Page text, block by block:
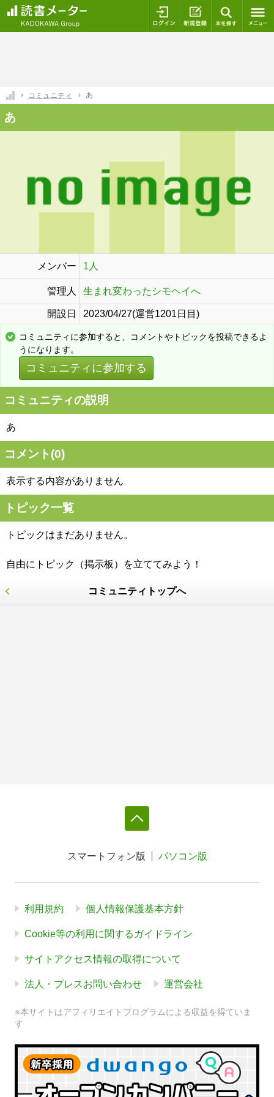
ログイン 新規登録
コミュニティ あ
あ
メンバー 1人
管理人 生まれ変わったシモヘイへ
開設日 2023/04/27(運営1201日目)
コミュニティに参加すると、コメントやトピックを投稿できるよ
うになります。
コミュニティに参加する
コミュニティの説明
あ
コメント(0)
表示する内容がありません
トピック一覧
トピックはまだありません。
自由にトピック（掲示板）を立ててみよう！
コミュニティトップへ
スマートフォン版 パソコン版
利用規約 個人情報保護基本方針
Cookie等の利用に関するガイドライン
サイトアクセス情報の取得について
法人・プレスお問い合わせ 運営会社
※本サイトはアフィリエイトプログラムによる収益を得ていま
す